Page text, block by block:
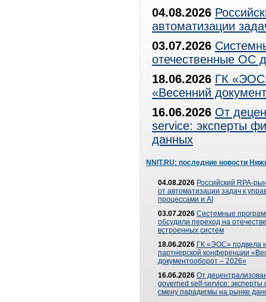
04.08.2026
автоматизации
03.07.2026
отечественные ОС
18.06.2026 ГК
«Весенний
16.06.2026 От
service: эксперты
данных
NNIT.RU: последние новости
04.08.2026 Российский RPA-
от автоматизации задач к
процессами и AI
03.07.2026 Системные
обсудили переход на
встроенных систем
18.06.2026 ГК «ЭОС» подвела
партнерской конференции
документооборот – 2026»
16.06.2026 От
governed self-service: эксперты
смену парадигмы на рынке